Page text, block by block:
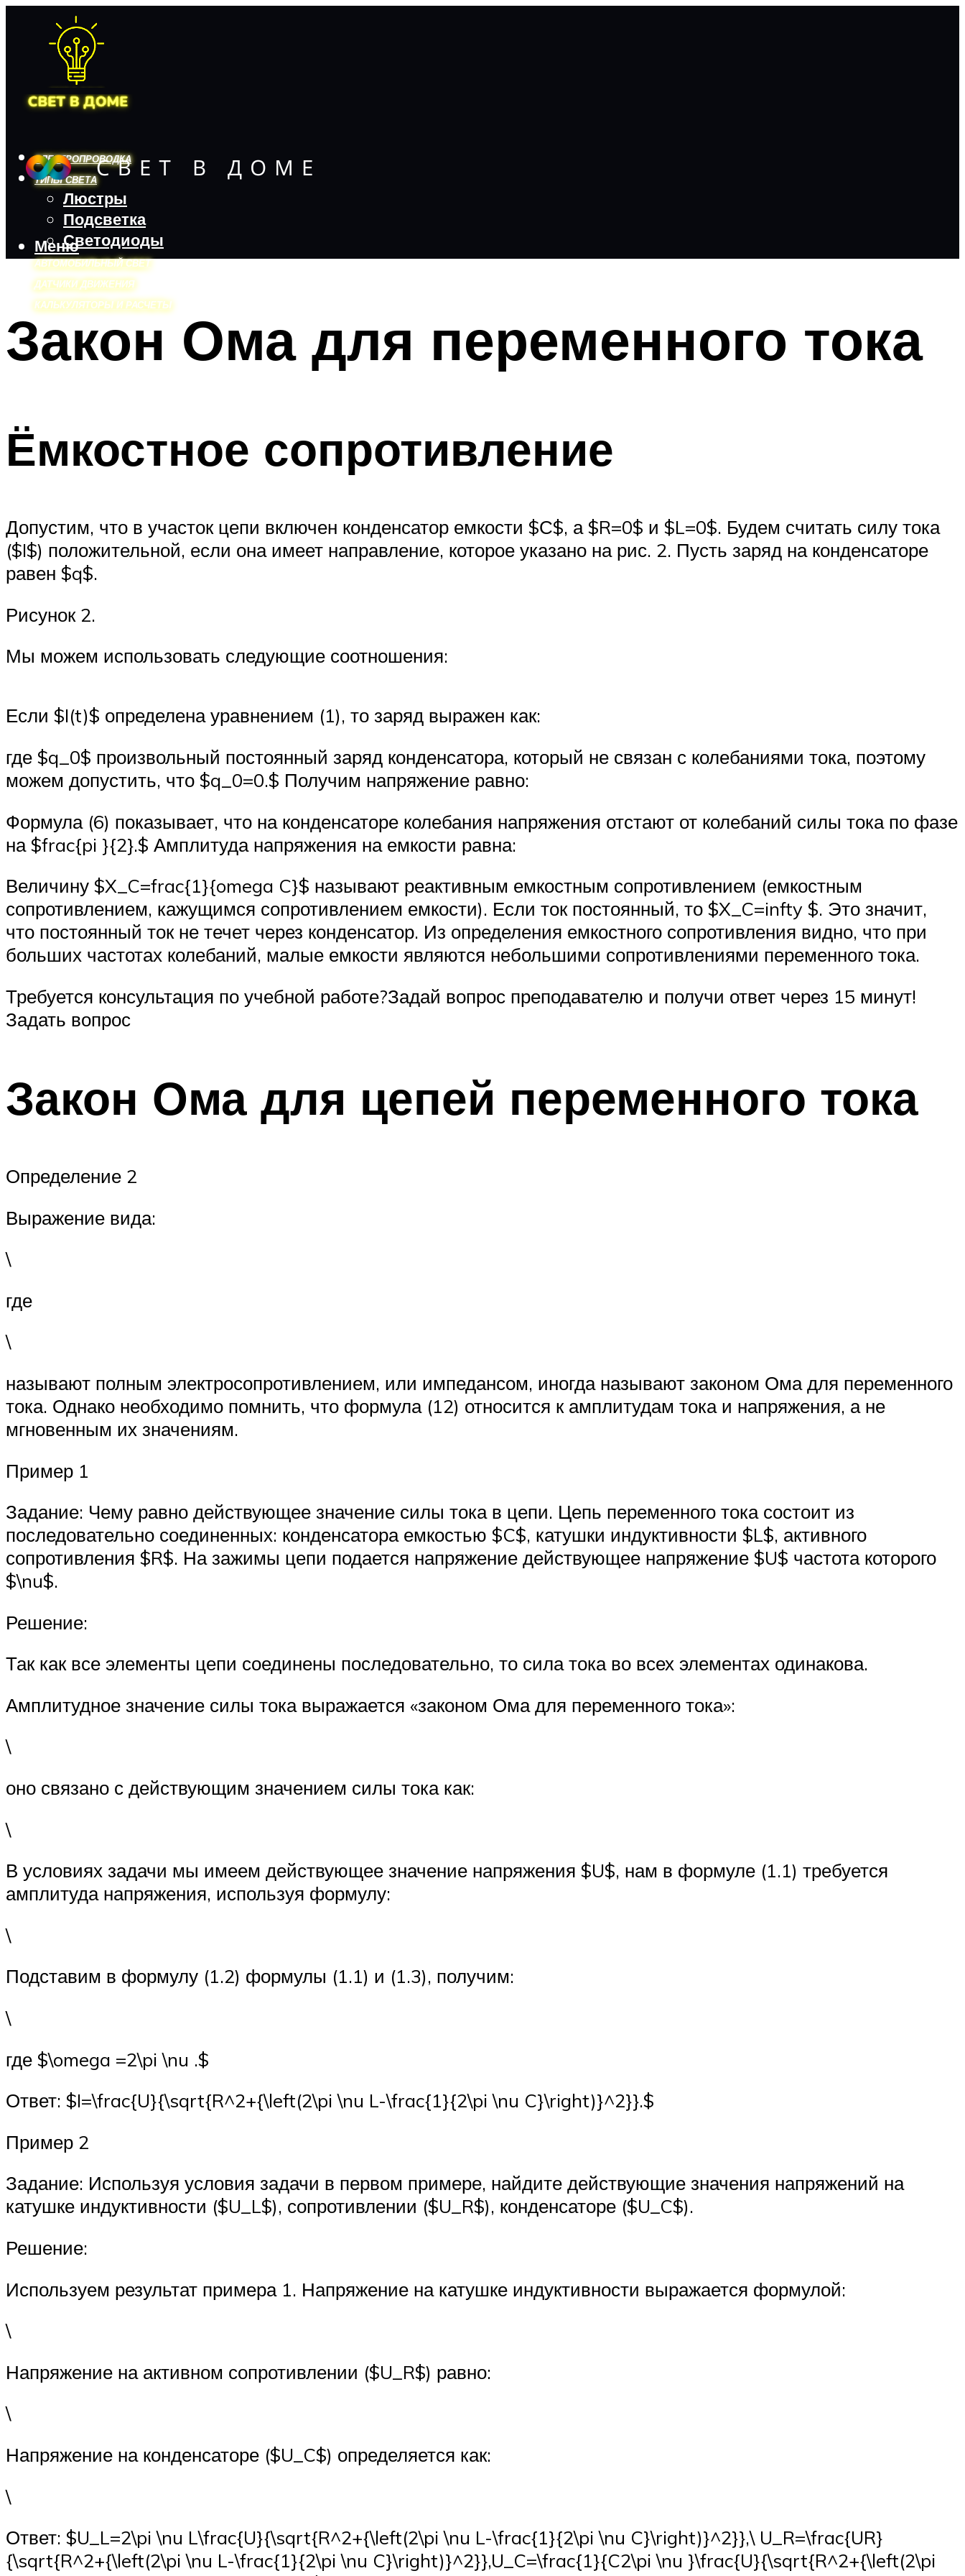
ЭЛЕКТРОПРОВОДКА
ТИПЫ СВЕТА
Люстры
Подсветка
Светодиоды
АВТОМОБИЛЬНЫЙ СВЕТ
ДАТЧИКИ ДВИЖЕНИЯ
КАЛЬКУЛЯТОРЫ И РАСЧЕТЫ
Меню
Меню
Закон Ома для переменного тока
Ёмкостное сопротивление
Допустим, что в участок цепи включен конденсатор емкости $С$, а $R=0$ и $L=0$. Будем считать силу тока
($I$) положительной, если она имеет направление, которое указано на рис. 2. Пусть заряд на конденсаторе
равен $q$.
Рисунок 2.
Мы можем использовать следующие соотношения:
Если $I(t)$ определена уравнением (1), то заряд выражен как:
где $q_0$ произвольный постоянный заряд конденсатора, который не связан с колебаниями тока, поэтому
можем допустить, что $q_0=0.$ Получим напряжение равно:
Формула (6) показывает, что на конденсаторе колебания напряжения отстают от колебаний силы тока по фазе
на $frac{pi }{2}.$ Амплитуда напряжения на емкости равна:
Величину $X_C=frac{1}{omega C}$ называют реактивным емкостным сопротивлением (емкостным
сопротивлением, кажущимся сопротивлением емкости). Если ток постоянный, то $X_C=infty $. Это значит,
что постоянный ток не течет через конденсатор. Из определения емкостного сопротивления видно, что при
больших частотах колебаний, малые емкости являются небольшими сопротивлениями переменного тока.
Требуется консультация по учебной работе?Задай вопрос преподавателю и получи ответ через 15 минут!
Задать вопрос
Закон Ома для цепей переменного тока
Определение 2
Выражение вида:
\
где
\
называют полным электросопротивлением, или импедансом, иногда называют законом Ома для переменного
тока. Однако необходимо помнить, что формула (12) относится к амплитудам тока и напряжения, а не
мгновенным их значениям.
Пример 1
Задание: Чему равно действующее значение силы тока в цепи. Цепь переменного тока состоит из
последовательно соединенных: конденсатора емкостью $C$, катушки индуктивности $L$, активного
сопротивления $R$. На зажимы цепи подается напряжение действующее напряжение $U$ частота которого
$\nu$.
Решение:
Так как все элементы цепи соединены последовательно, то сила тока во всех элементах одинакова.
Амплитудное значение силы тока выражается «законом Ома для переменного тока»:
\
оно связано с действующим значением силы тока как:
\
В условиях задачи мы имеем действующее значение напряжения $U$, нам в формуле (1.1) требуется
амплитуда напряжения, используя формулу:
\
Подставим в формулу (1.2) формулы (1.1) и (1.3), получим:
\
где $\omega =2\pi \nu .$
Ответ: $I=\frac{U}{\sqrt{R^2+{\left(2\pi \nu L-\frac{1}{2\pi \nu C}\right)}^2}}.$
Пример 2
Задание: Используя условия задачи в первом примере, найдите действующие значения напряжений на
катушке индуктивности ($U_L$), сопротивлении ($U_R$), конденсаторе ($U_C$).
Решение:
Используем результат примера 1. Напряжение на катушке индуктивности выражается формулой:
\
Напряжение на активном сопротивлении ($U_R$) равно:
\
Напряжение на конденсаторе ($U_C$) определяется как:
\
Ответ: $U_L=2\pi \nu L\frac{U}{\sqrt{R^2+{\left(2\pi \nu L-\frac{1}{2\pi \nu C}\right)}^2}},\ U_R=\frac{UR}
{\sqrt{R^2+{\left(2\pi \nu L-\frac{1}{2\pi \nu C}\right)}^2}},U_C=\frac{1}{C2\pi \nu }\frac{U}{\sqrt{R^2+{\left(2\pi